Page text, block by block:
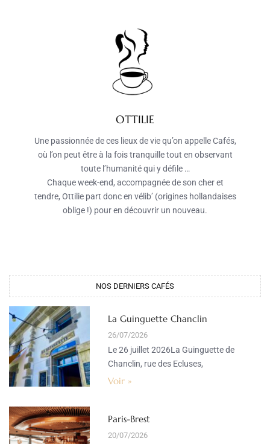
OTTILIE
Une passionnée de ces lieux de vie qu’on appelle Cafés,
où l’on peut être à la fois tranquille tout en observant
toute l’humanité qui y défile …
Chaque week-end, accompagnée de son cher et
tendre, Ottilie part donc en vélib’ (origines hollandaises
oblige !) pour en découvrir un nouveau.
NOS DERNIERS CAFÉS
La Guinguette Chanclin
26/07/2026
Le 26 juillet 2026La Guinguette de
Chanclin, rue des Ecluses,
Voir »
Paris-Brest
20/07/2026